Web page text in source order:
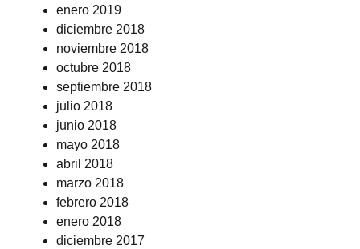
enero 2019
diciembre 2018
noviembre 2018
octubre 2018
septiembre 2018
julio 2018
junio 2018
mayo 2018
abril 2018
marzo 2018
febrero 2018
enero 2018
diciembre 2017